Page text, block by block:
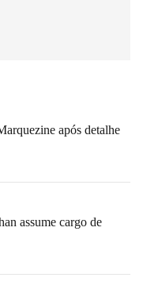
após detalhe
assume cargo de